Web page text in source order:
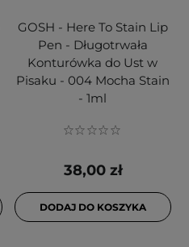
GOSH - Here To Stain Lip
Pen - Długotrwała
Konturówka do Ust w
Pisaku - 004 Mocha Stain
- 1ml
38,00 zł
DODAJ DO KOSZYKA